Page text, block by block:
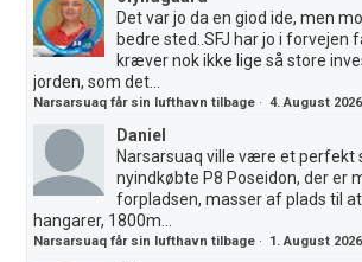
Det var jo da en giod ide, men
bedre sted..SFJ har jo i forvejen
kræver nok ikke lige så store
jorden, som det...
Narsarsuaq får sin lufthavn tilbage ·4. August 2026
Daniel
Narsarsuaq ville være et perfekt
nyindkøbte P8 Poseidon, der er
forpladsen, masser af plads til
hangarer, 1800m...
Narsarsuaq får sin lufthavn tilbage · 1. August 2026